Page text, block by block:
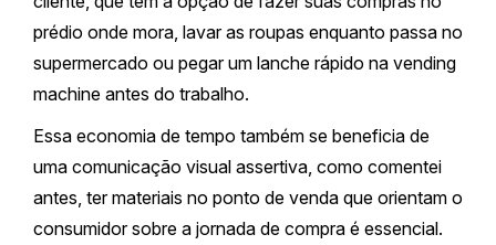
prédio onde mora, lavar as roupas enquanto passa no
supermercado ou pegar um lanche rápido na vending
machine antes do trabalho.
Essa economia de tempo também se beneficia de
uma comunicação visual assertiva, como comentei
antes, ter materiais no ponto de venda que orientam o
consumidor sobre a jornada de compra é essencial.